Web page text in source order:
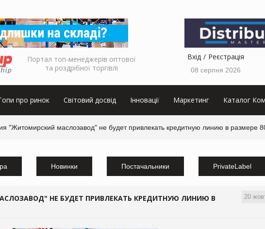
Портал топ-менеджерів оптової
та роздрібної торгівлі
Вхід Реєстрація
08 серпня 2026
про ринок Світовий досвід Інновації Маркетинг Каталог
"Житомирский маслозавод" не будет привлекать кредитную линию в размере
Новинки Постачальники PrivateLabel
20
НЕ БУДЕТ ПРИВЛЕКАТЬ КРЕДИТНУЮ ЛИНИЮ В